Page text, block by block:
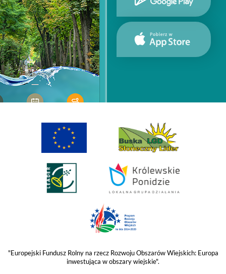
"Europejski Fundusz Rolny na rzecz Rozwoju Obszarów Wiejskich: Europa
inwestująca w obszary wiejskie".